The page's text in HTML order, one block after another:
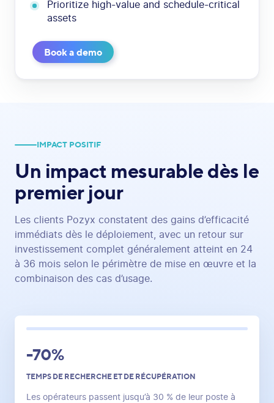
Prioritize high-value and schedule-critical
assets
Book a demo
IMPACT POSITIF
Un impact mesurable dès le
premier jour
Les clients Pozyx constatent des gains d’efficacité
immédiats dès le déploiement, avec un retour sur
investissement complet généralement atteint en 24
à 36 mois selon le périmètre de mise en œuvre et la
combinaison des cas d’usage.
-70%
TEMPS DE RECHERCHE ET DE RÉCUPÉRATION
Les opérateurs passent jusqu’à 30 % de leur poste à